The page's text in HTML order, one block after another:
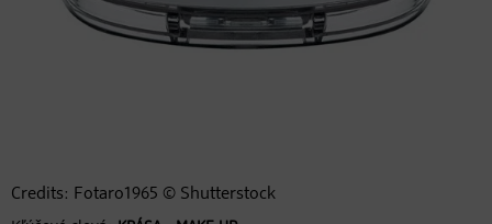
Credits: Fotaro1965 © Shutterstock